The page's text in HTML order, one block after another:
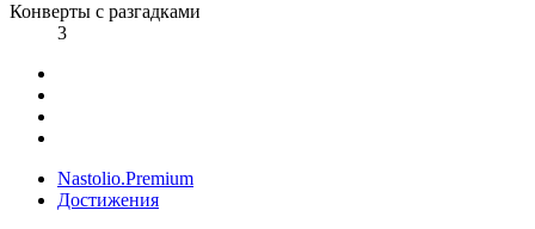
Конверты с разгадками
3
Nastolio.Premium
Достижения